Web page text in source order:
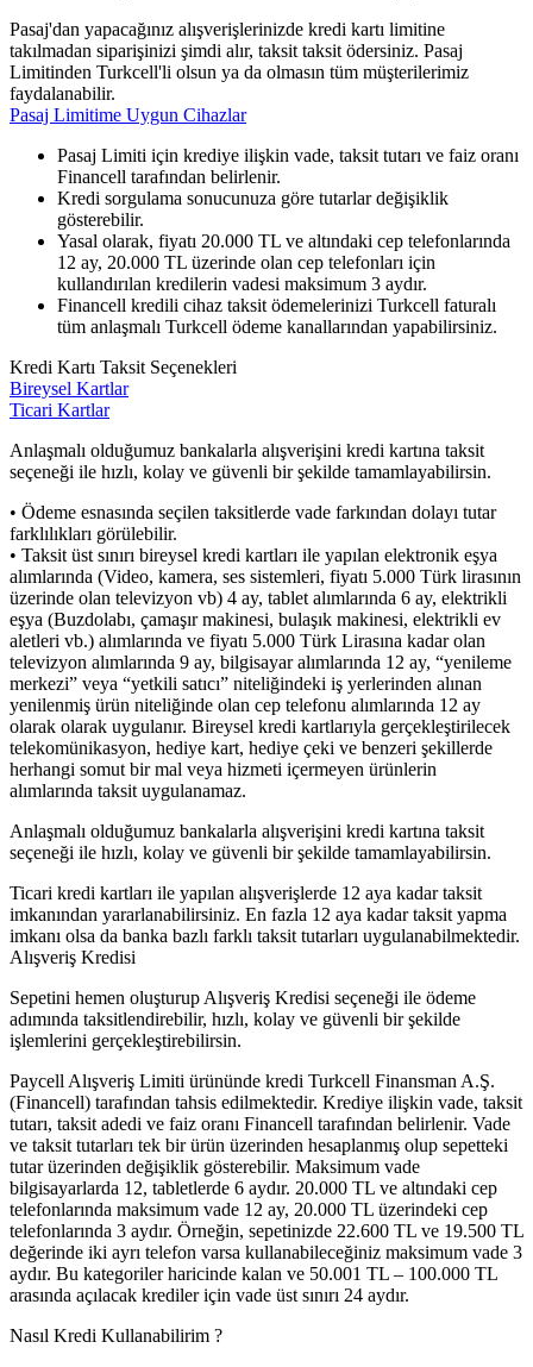
Pasaj'dan yapacağınız alışverişlerinizde kredi kartı limitine
takılmadan siparişinizi şimdi alır, taksit taksit ödersiniz. Pasaj
Limitinden Turkcell'li olsun ya da olmasın tüm müşterilerimiz
faydalanabilir.
Pasaj Limitime Uygun Cihazlar
Pasaj Limiti için krediye ilişkin vade, taksit tutarı ve faiz oranı
Financell tarafından belirlenir.
Kredi sorgulama sonucunuza göre tutarlar değişiklik
gösterebilir.
Yasal olarak, fiyatı 20.000 TL ve altındaki cep telefonlarında
12 ay, 20.000 TL üzerinde olan cep telefonları için
kullandırılan kredilerin vadesi maksimum 3 aydır.
Financell kredili cihaz taksit ödemelerinizi Turkcell faturalı
tüm anlaşmalı Turkcell ödeme kanallarından yapabilirsiniz.
Kredi Kartı Taksit Seçenekleri
Bireysel Kartlar
Ticari Kartlar
Anlaşmalı olduğumuz bankalarla alışverişini kredi kartına taksit
seçeneği ile hızlı, kolay ve güvenli bir şekilde tamamlayabilirsin.
• Ödeme esnasında seçilen taksitlerde vade farkından dolayı tutar
farklılıkları görülebilir.
• Taksit üst sınırı bireysel kredi kartları ile yapılan elektronik eşya
alımlarında (Video, kamera, ses sistemleri, fiyatı 5.000 Türk lirasının
üzerinde olan televizyon vb) 4 ay, tablet alımlarında 6 ay, elektrikli
eşya (Buzdolabı, çamaşır makinesi, bulaşık makinesi, elektrikli ev
aletleri vb.) alımlarında ve fiyatı 5.000 Türk Lirasına kadar olan
televizyon alımlarında 9 ay, bilgisayar alımlarında 12 ay, “yenileme
merkezi” veya “yetkili satıcı” niteliğindeki iş yerlerinden alınan
yenilenmiş ürün niteliğinde olan cep telefonu alımlarında 12 ay
olarak olarak uygulanır. Bireysel kredi kartlarıyla gerçekleştirilecek
telekomünikasyon, hediye kart, hediye çeki ve benzeri şekillerde
herhangi somut bir mal veya hizmeti içermeyen ürünlerin
alımlarında taksit uygulanamaz.
Anlaşmalı olduğumuz bankalarla alışverişini kredi kartına taksit
seçeneği ile hızlı, kolay ve güvenli bir şekilde tamamlayabilirsin.
Ticari kredi kartları ile yapılan alışverişlerde 12 aya kadar taksit
imkanından yararlanabilirsiniz. En fazla 12 aya kadar taksit yapma
imkanı olsa da banka bazlı farklı taksit tutarları uygulanabilmektedir.
Alışveriş Kredisi
Sepetini hemen oluşturup Alışveriş Kredisi seçeneği ile ödeme
adımında taksitlendirebilir, hızlı, kolay ve güvenli bir şekilde
işlemlerini gerçekleştirebilirsin.
Paycell Alışveriş Limiti ürününde kredi Turkcell Finansman A.Ş.
(Financell) tarafından tahsis edilmektedir. Krediye ilişkin vade, taksit
tutarı, taksit adedi ve faiz oranı Financell tarafından belirlenir. Vade
ve taksit tutarları tek bir ürün üzerinden hesaplanmış olup sepetteki
tutar üzerinden değişiklik gösterebilir. Maksimum vade
bilgisayarlarda 12, tabletlerde 6 aydır. 20.000 TL ve altındaki cep
telefonlarında maksimum vade 12 ay, 20.000 TL üzerindeki cep
telefonlarında 3 aydır. Örneğin, sepetinizde 22.600 TL ve 19.500 TL
değerinde iki ayrı telefon varsa kullanabileceğiniz maksimum vade 3
aydır. Bu kategoriler haricinde kalan ve 50.001 TL – 100.000 TL
arasında açılacak krediler için vade üst sınırı 24 aydır.
Nasıl Kredi Kullanabilirim ?